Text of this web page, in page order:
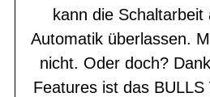
kann die
Automatik überlassen.
nicht. Oder doch?
Features ist das BULLS